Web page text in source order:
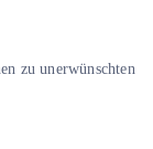
zu unerwünschten